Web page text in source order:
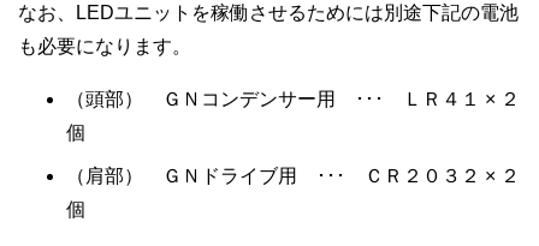
なお、LEDユニットを稼働させるためには別途下記の電池
も必要になります。
（頭部） ＧＮコンデンサー用 ･･･ ＬＲ４１ × ２
個
（肩部） ＧＮドライブ用 ･･･ ＣＲ２０３２ × ２
個